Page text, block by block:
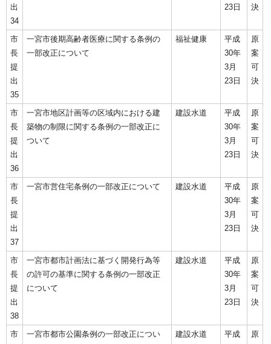
出
34
23日
決
市
長
提
出
35
一宮市後期高齢者医療に関する条例の
一部改正について
福祉健康
平成
30年
3月
23日
原
案
可
決
市
長
提
出
36
一宮市地区計画等の区域内における建
築物の制限に関する条例の一部改正に
ついて
建設水道
平成
30年
3月
23日
原
案
可
決
市
長
提
出
37
一宮市営住宅条例の一部改正について 建設水道
平成
30年
3月
23日
原
案
可
決
市
長
提
出
38
一宮市都市計画法に基づく開発行為等
の許可の基準に関する条例の一部改正
について
建設水道
平成
30年
3月
23日
原
案
可
決
市
一宮市都市公園条例の一部改正につい
建設水道
平成
原